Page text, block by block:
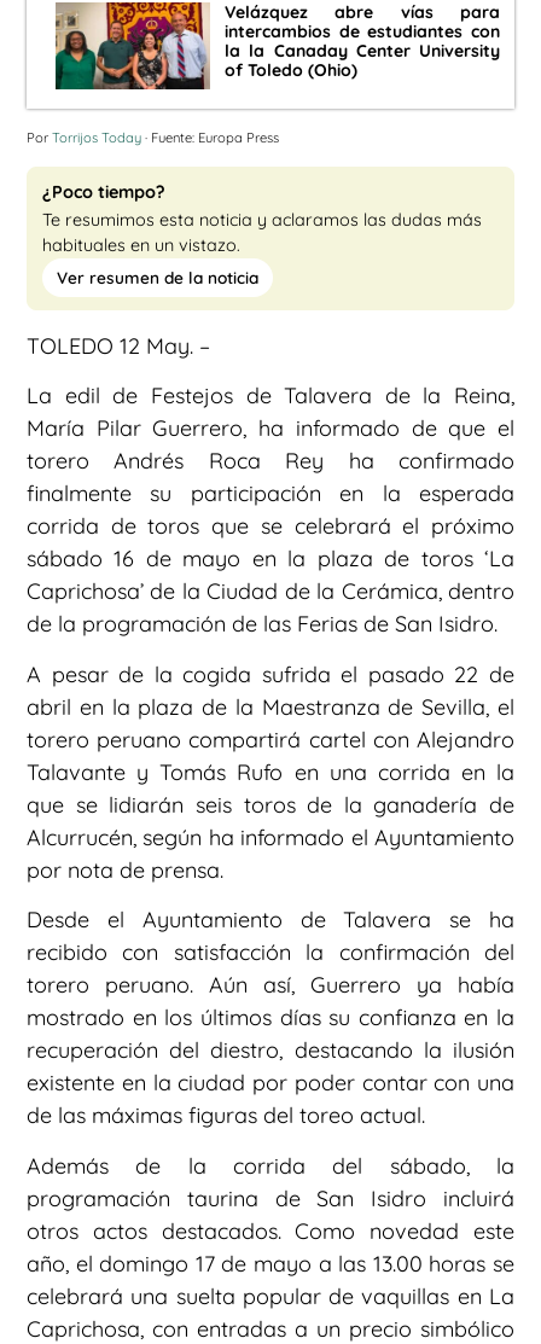
Velázquez abre vías para
intercambios de estudiantes con
la la Canaday Center University
of Toledo (Ohio)
Por Torrijos Today · Fuente: Europa Press
¿Poco tiempo?
Te resumimos esta noticia y aclaramos las dudas más
habituales en un vistazo.
Ver resumen de la noticia
TOLEDO 12 May. –
La edil de Festejos de Talavera de la Reina,
María Pilar Guerrero, ha informado de que el
torero Andrés Roca Rey ha confirmado
finalmente su participación en la esperada
corrida de toros que se celebrará el próximo
sábado 16 de mayo en la plaza de toros ‘La
Caprichosa’ de la Ciudad de la Cerámica, dentro
de la programación de las Ferias de San Isidro.
A pesar de la cogida sufrida el pasado 22 de
abril en la plaza de la Maestranza de Sevilla, el
torero peruano compartirá cartel con Alejandro
Talavante y Tomás Rufo en una corrida en la
que se lidiarán seis toros de la ganadería de
Alcurrucén, según ha informado el Ayuntamiento
por nota de prensa.
Desde el Ayuntamiento de Talavera se ha
recibido con satisfacción la confirmación del
torero peruano. Aún así, Guerrero ya había
mostrado en los últimos días su confianza en la
recuperación del diestro, destacando la ilusión
existente en la ciudad por poder contar con una
de las máximas figuras del toreo actual.
Además de la corrida del sábado, la
programación taurina de San Isidro incluirá
otros actos destacados. Como novedad este
año, el domingo 17 de mayo a las 13.00 horas se
celebrará una suelta popular de vaquillas en La
Caprichosa, con entradas a un precio simbólico